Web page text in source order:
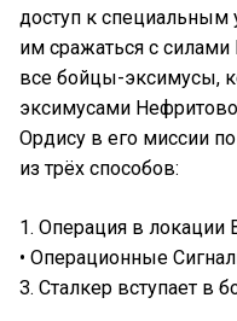
доступ к специальным
им сражаться с
все бойцы-эксимусы,
эксимусами
Ордису в его миссии
из трёх способов:
1. Операция в локации
• Операционные
3. Сталкер вступает в